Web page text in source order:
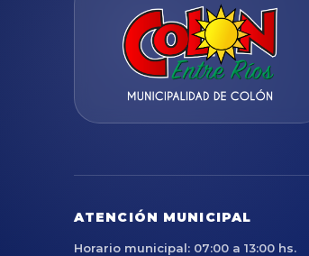
ATENCIÓN MUNICIPAL
Horario municipal: 07:00 a 13:00 hs.